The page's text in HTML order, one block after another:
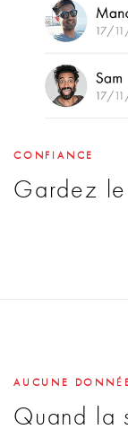
CONFIANCE
Gardez
AUCUNE
Quand la